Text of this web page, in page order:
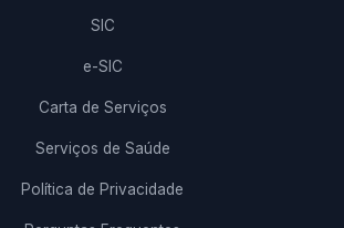
SIC
e-SIC
Carta de Serviços
Serviços de Saúde
Política de Privacidade